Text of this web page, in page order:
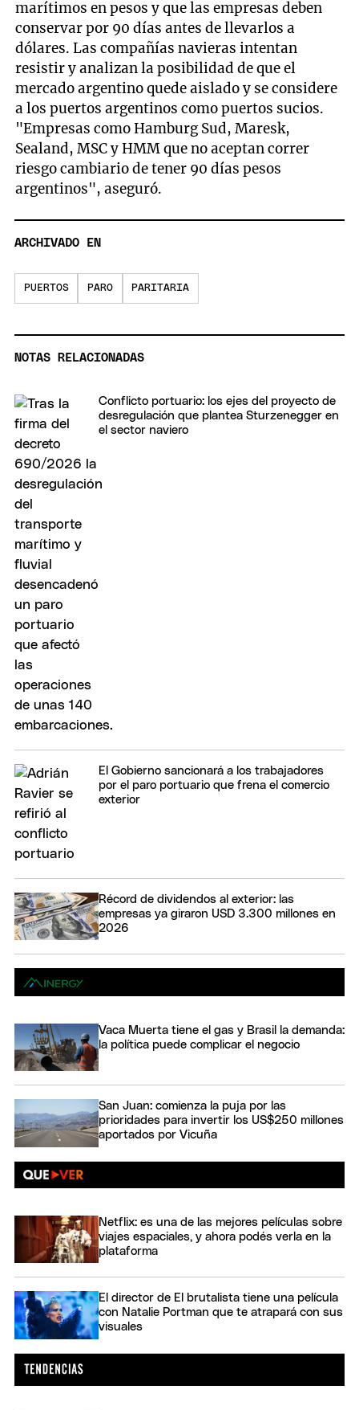
marítimos en pesos y que las empresas deben
conservar por 90 días antes de llevarlos a
dólares. Las compañías navieras intentan
resistir y analizan la posibilidad de que el
mercado argentino quede aislado y se considere
a los puertos argentinos como puertos sucios.
"Empresas como Hamburg Sud, Maresk,
Sealand, MSC y HMM que no aceptan correr
riesgo cambiario de tener 90 días pesos
argentinos", aseguró.
ARCHIVADO EN
PUERTOS PARO PARITARIA
NOTAS RELACIONADAS
Conflicto portuario: los ejes del proyecto de
desregulación que plantea Sturzenegger en
el sector naviero
El Gobierno sancionará a los trabajadores
por el paro portuario que frena el comercio
exterior
Récord de dividendos al exterior: las
empresas ya giraron USD 3.300 millones en
2026
Vaca Muerta tiene el gas y Brasil la demanda:
la política puede complicar el negocio
San Juan: comienza la puja por las
prioridades para invertir los US$250 millones
aportados por Vicuña
Netflix: es una de las mejores películas sobre
viajes espaciales, y ahora podés verla en la
plataforma
El director de El brutalista tiene una película
con Natalie Portman que te atrapará con sus
visuales